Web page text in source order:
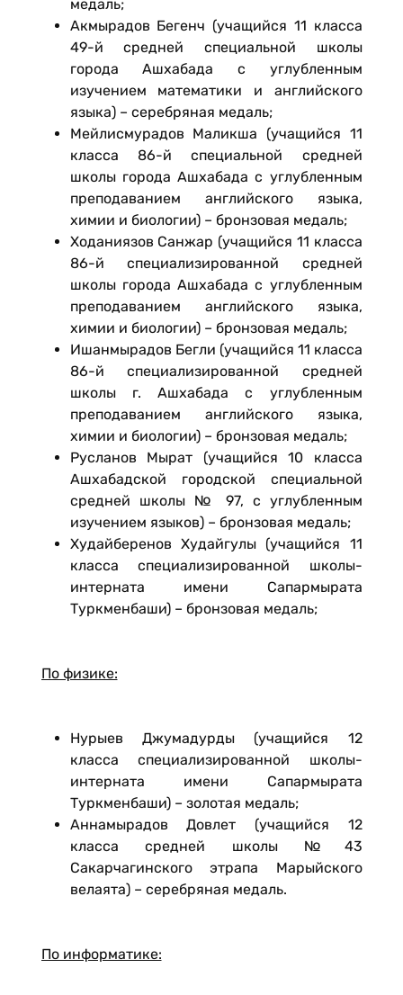
медаль;
Акмырадов Бегенч (учащийся 11 класса
49-й средней специальной школы
города Ашхабада с углубленным
изучением математики и английского
языка) – серебряная медаль;
Мейлисмурадов Маликша (учащийся 11
класса 86-й специальной средней
школы города Ашхабада с углубленным
преподаванием английского языка,
химии и биологии) – бронзовая медаль;
Ходаниязов Санжар (учащийся 11 класса
86-й специализированной средней
школы города Ашхабада с углубленным
преподаванием английского языка,
химии и биологии) – бронзовая медаль;
Ишанмырадов Бегли (учащийся 11 класса
86-й специализированной средней
школы г. Ашхабада с углубленным
преподаванием английского языка,
химии и биологии) – бронзовая медаль;
Русланов Мырат (учащийся 10 класса
Ашхабадской городской специальной
средней школы № 97, с углубленным
изучением языков) – бронзовая медаль;
Худайберенов Худайгулы (учащийся 11
класса специализированной школы-
интерната имени Сапармырата
Туркменбаши) – бронзовая медаль;
По физике:
Нурыев Джумадурды (учащийся 12
класса специализированной школы-
интерната имени Сапармырата
Туркменбаши) – золотая медаль;
Аннамырадов Довлет (учащийся 12
класса средней школы №43
Сакарчагинского этрапа Марыйского
велаята) – серебряная медаль.
По информатике: